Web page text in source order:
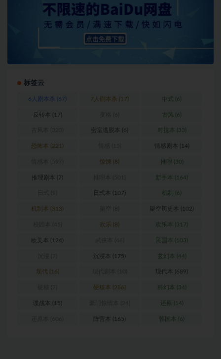
标签云
6人剧本杀 (67) 7人剧本杀 (17) 中式 (6)
反转本 (17) 古风 (6)
密室逃脱本 (6) 对抗本 (33)
恐怖本 (221) 情感剧本 (14)
惊悚 (8) 推理 (30)
推理剧本 (7) 新手本 (164)
日式本 (107) 机制 (6)
机制本 (313) 架空历史本 (102)
欢乐 (8) 欢乐本 (317)
欧美本 (124) 民国本 (103)
沉浸本 (175) 玄幻本 (44)
现代 (16) 现代本 (689)
硬核本 (286) 科幻本 (34)
谍战本 (15) 还原 (14)
阵营本 (165) 韩国本 (6)